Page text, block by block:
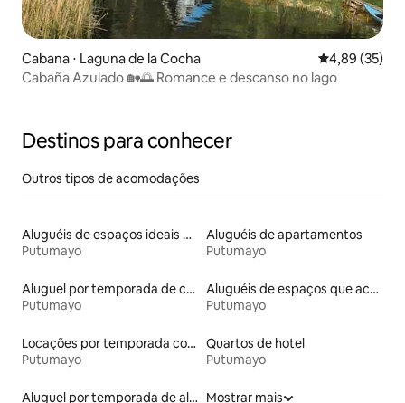
Cabana ⋅ Laguna de la Cocha 4,89 de uma
4,89 (35)
Cabaña Azulado 🏡🌅 Romance e descanso no lago
Destinos para conhecer
Outros tipos de acomodações
Aluguéis de espaços ideais para famílias
Putumayo
Aluguéis de apartamentos
Putumayo
Aluguel por temporada de casas de hóspedes
Putumayo
Aluguéis de espaços que aceitam animais de estimação
Putumayo
Locações por temporada com piscina
Putumayo
Quartos de hotel
Putumayo
Aluguel por temporada de alojamentos ecológicos Mostrar mais